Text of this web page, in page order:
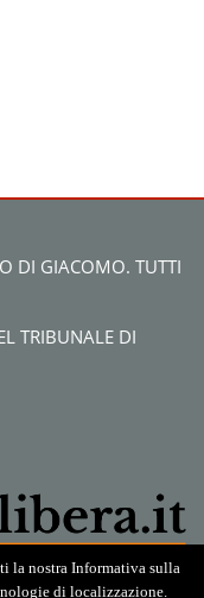
DI GIACOMO. TUTTI
TRIBUNALE DI
la nostra Informativa sulla
di localizzazione.